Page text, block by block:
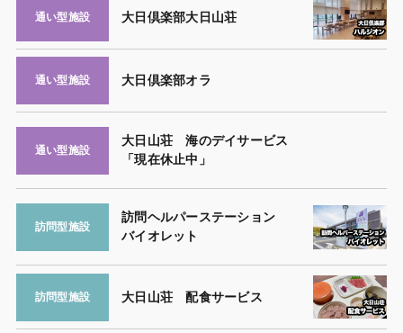
通い型施設 大日倶楽部大日山荘
通い型施設 大日倶楽部オラ
通い型施設
大日山荘 海のデイサービス
「現在休止中」
訪問型施設
訪問ヘルパーステーション
バイオレット
訪問型施設 大日山荘 配食サービス